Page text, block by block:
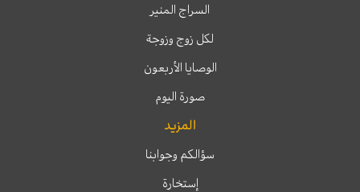
السراج المنير
لكل زوج وزوجة
الوصايا الأربعون
صورة اليوم
المزيد
سؤالكم وجوابنا
إستخارة